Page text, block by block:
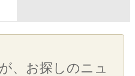
、お探しのニュ